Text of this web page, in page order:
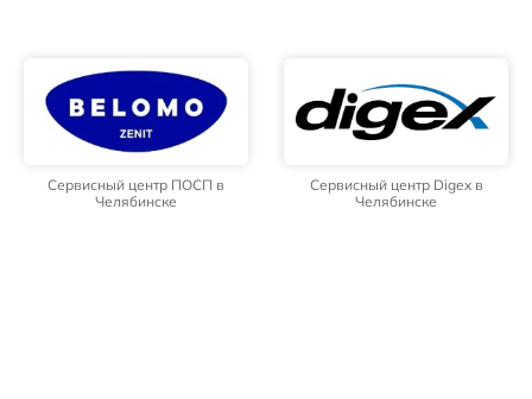
Сервисный центр ПОСП в
Челябинске
Сервисный центр Digex в
Челябинске